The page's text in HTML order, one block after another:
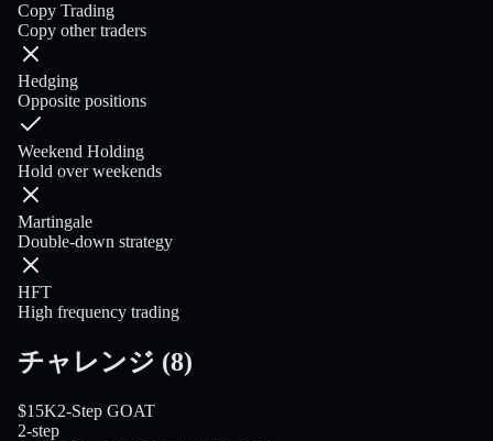
Copy Trading
Copy other traders
Hedging
Opposite positions
Weekend Holding
Hold over weekends
Martingale
Double-down strategy
HFT
High frequency trading
チャレンジ (8)
$15K2-Step GOAT
2-step